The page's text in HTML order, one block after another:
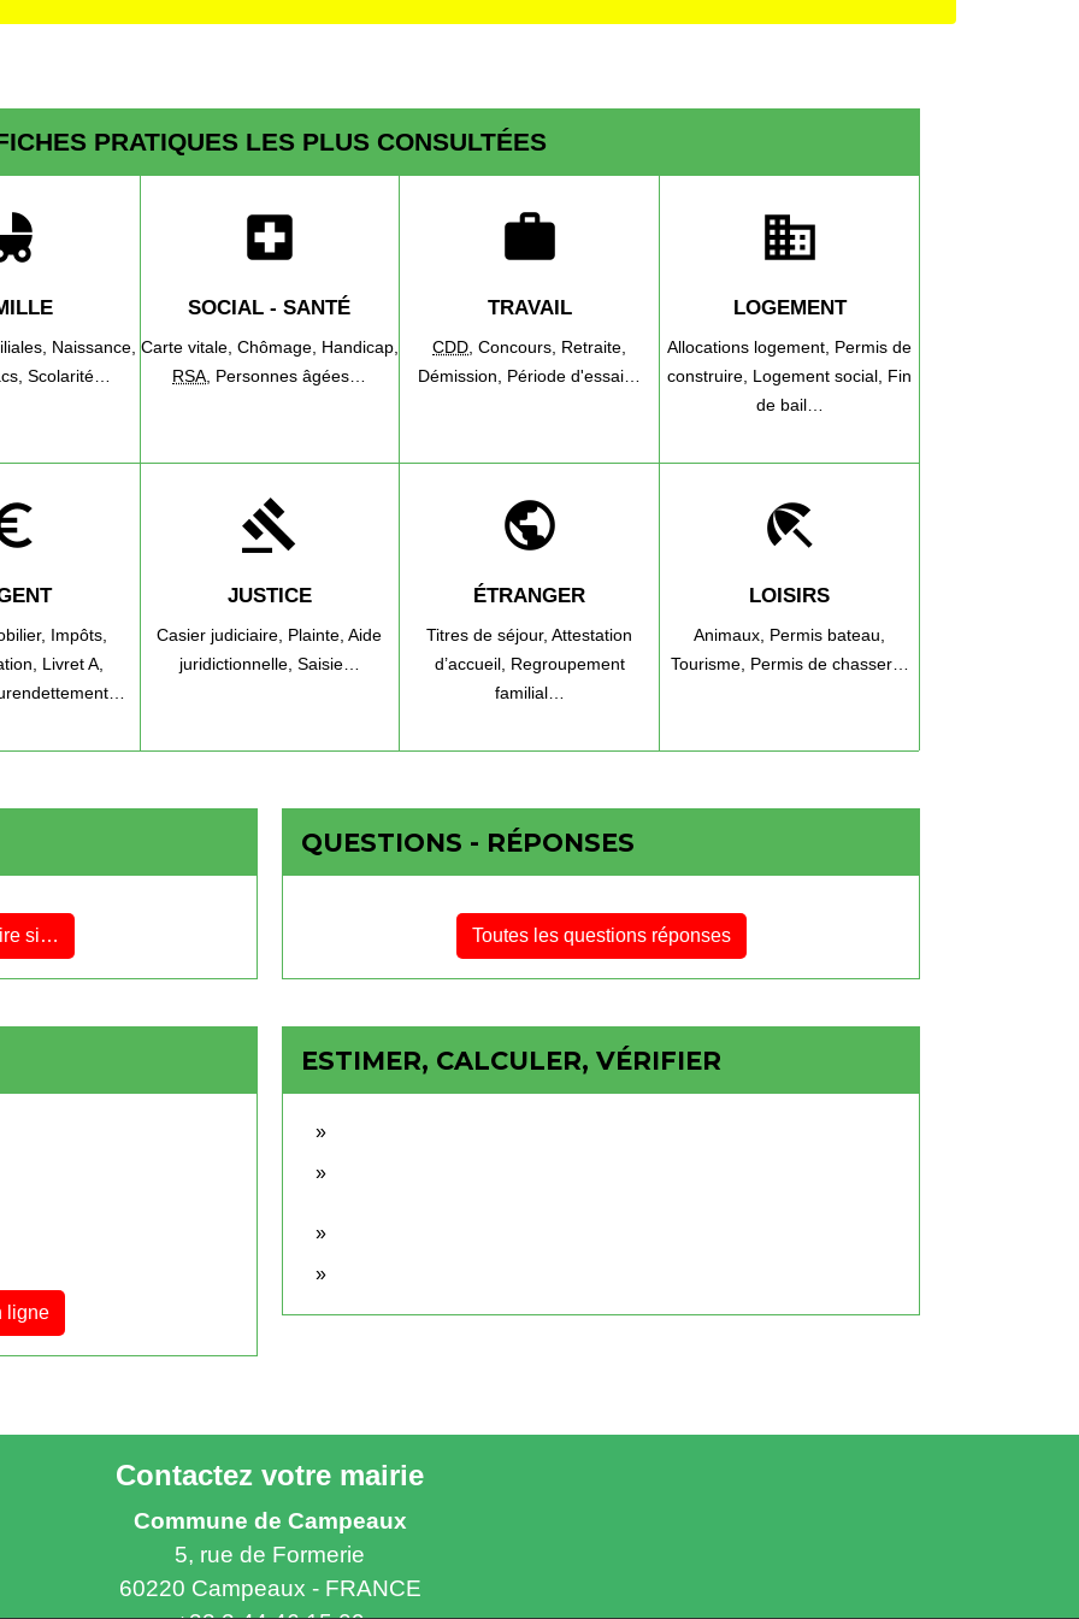
PRATIQUES LES PLUS CONSULTÉES
Naissance,
Scolarité…
local_hospital
SOCIAL - SANTÉ
Carte vitale, Chômage, Handicap,
RSA Personnes âgées…
work
TRAVAIL
CDD ,Concours, Retraite,
Démission, Période d'essai…
domain
LOGEMENT
Allocations logement, Permis de
construire, Logement social, Fin
de bail…
Impôts,
Livret A,
gavel
JUSTICE
Casier judiciaire, Plainte,Aide
juridictionnelle, Saisie…
public
ÉTRANGER
Titres de séjour,Attestation
d’accueil, Regroupement
familial…
beach_access
LOISIRS
Animaux, Permis bateau,
Tourisme, Permis de chasser…
si…
QUESTIONS - RÉPONSES
Toutes les questions réponses
ligne
ESTIMER, CALCULER, VÉRIFIER
Contactez votre mairie
Commune de Campeaux
5, rue de Formerie
60220 Campeaux - FRANCE